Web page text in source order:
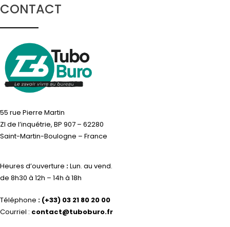
CONTACT
55 rue Pierre Martin
ZI de l’inquétrie, BP 907 – 62280
Saint-Martin-Boulogne – France
Heures d’ouverture :Lun. au vend.
de 8h30 à 12h – 14h à 18h
Téléphone : (+33) 03 21 80 20 00
Courriel : contact@tuboburo.fr